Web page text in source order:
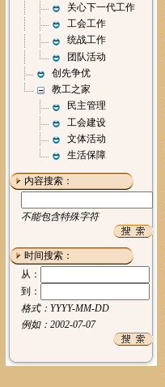
关心下一代工作
工会工作
统战工作
团队活动
创先争优
教工之家
民主管理
工会建设
文体活动
生活保障
内容搜索：
不能包含特殊字符
时间搜索：
从：
到：
格式：YYYY-MM-DD
例如：2002-07-07